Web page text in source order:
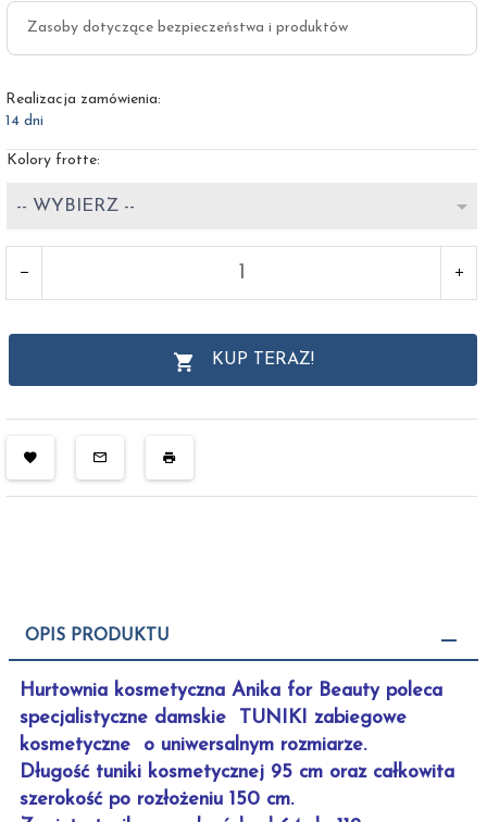
Zasoby dotyczące bezpieczeństwa i produktów
Realizacja zamówienia:
14 dni
Kolory frotte:
-- WYBIERZ --
KUP TERAZ!
OPIS PRODUKTU
Hurtownia kosmetyczna Anika for Beauty poleca
specjalistyczne damskie TUNIKI zabiegowe
kosmetyczne o uniwersalnym rozmiarze.
Długość tuniki kosmetycznej 95 cm oraz całkowita
szerokość po rozłożeniu 150 cm.